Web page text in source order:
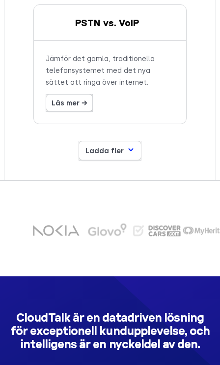
PSTN vs. VoIP
Jämför det gamla, traditionella
telefonsystemet med det nya
sättet att ringa över internet.
Läs mer →
Ladda fler
CloudTalk är en datadriven lösning
för exceptionell kundupplevelse, och
intelligens är en nyckeldel av den.